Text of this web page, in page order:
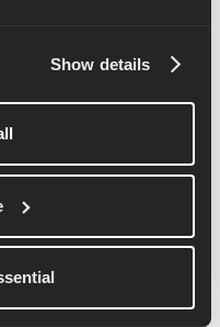
Show details
Zeit für das
es, ohne den